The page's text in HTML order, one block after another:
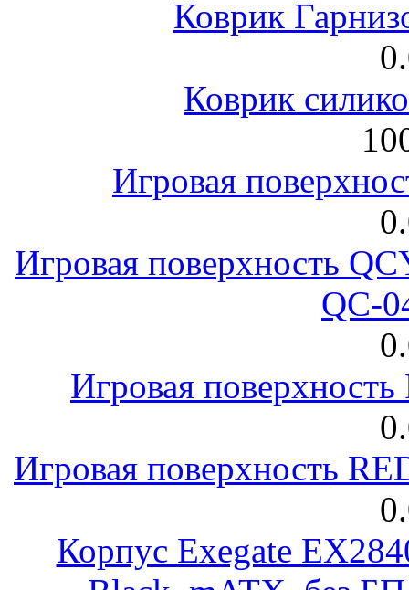
Коврик
Коврик
Игровая
Игровая поверхность
QC-
Игровая
Игровая поверхность
Корпус Exegate